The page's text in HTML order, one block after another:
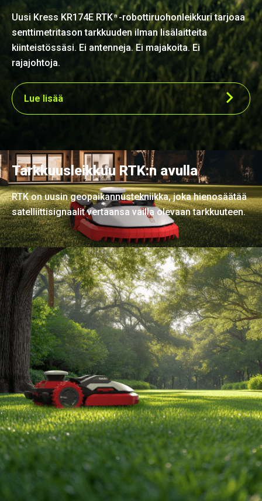
Uusi Kress KR174E RTK n-robottiruohonleikkuri tarjoaa
senttimetritason tarkkuuden ilman lisälaitteita
kiinteistössäsi. Ei antenneja. Ei majakoita. Ei
rajajohtoja.
Lue lisää
Tarkkuusleikkuu RTK:n avulla
RTK on uusin geopaikannustekniikka, joka hienosäätää
satelliittisignaalit vertaansa vailla olevaan tarkkuuteen.